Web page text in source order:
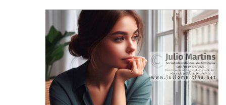
EM
TESTAMENTO.
É
POSSÍVEL?